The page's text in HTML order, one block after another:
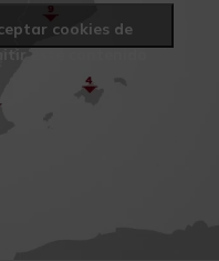
cookies de
este contenido